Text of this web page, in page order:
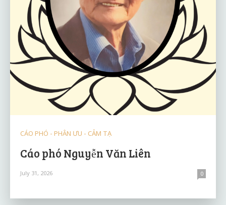
CÁO PHÓ - PHÂN ƯU - CẢM TẠ
Cáo phó Nguyễn Văn Liên
July 31, 2026 0